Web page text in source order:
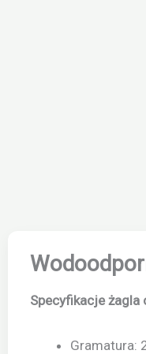
Specyfikacje żagla
Gramatura: